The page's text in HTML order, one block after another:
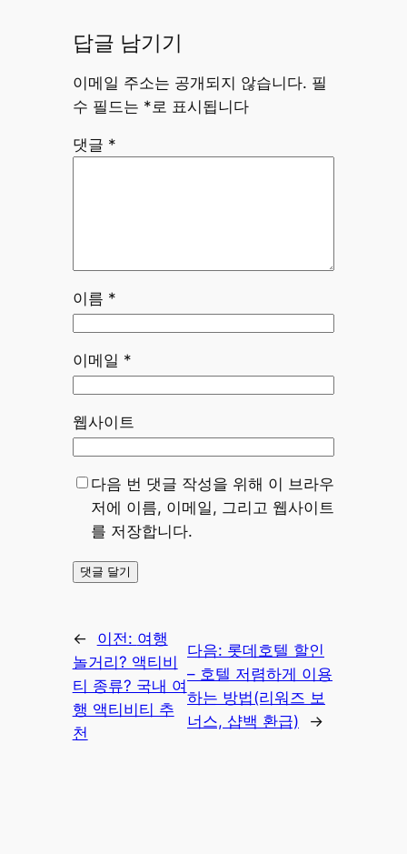
답글 남기기
이메일 주소는 공개되지 않습니다. 필
수 필드는 * 로 표시됩니다
댓글 *
이름 *
이메일 *
웹사이트
다음 번 댓글 작성을 위해 이 브라우
저에 이름, 이메일, 그리고 웹사이트
를 저장합니다.
← 이전: 여행
놀거리? 액티비
티 종류? 국내 여
행 액티비티 추
천
다음: 롯데호텔 할인
– 호텔 저렴하게 이용
하는 방법(리워즈 보
너스, 샵백 환급)
→